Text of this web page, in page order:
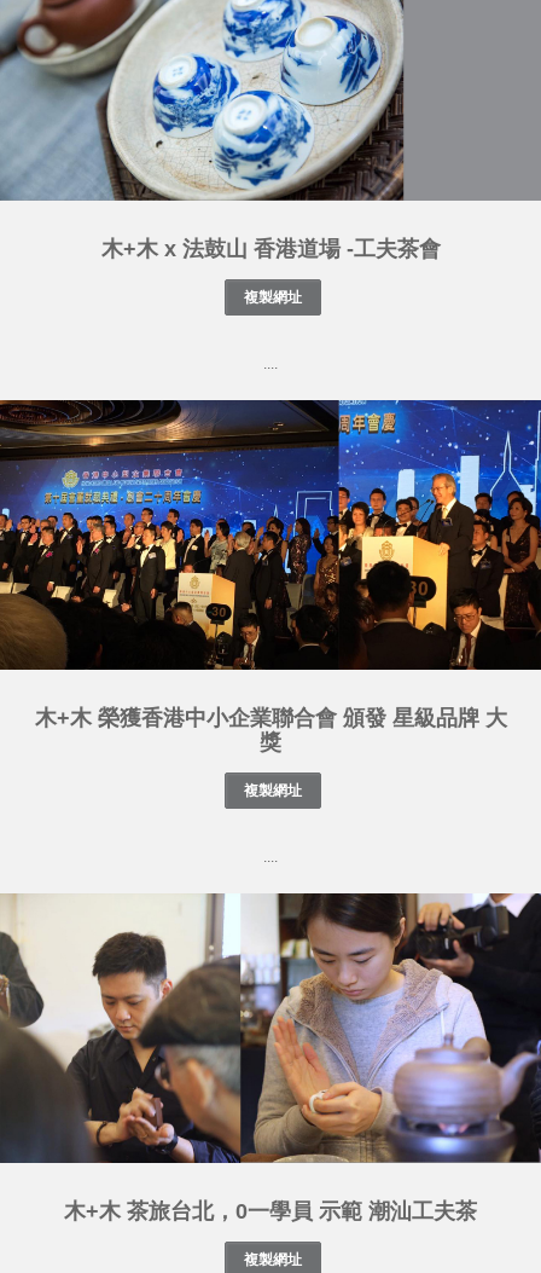
木+木 x 法鼓山 香港道場 -工夫茶會
....
木+木 榮獲香港中小企業聯合會 頒發 星級品牌 大
獎
....
木+木 茶旅台北，0一學員 示範 潮汕工夫茶